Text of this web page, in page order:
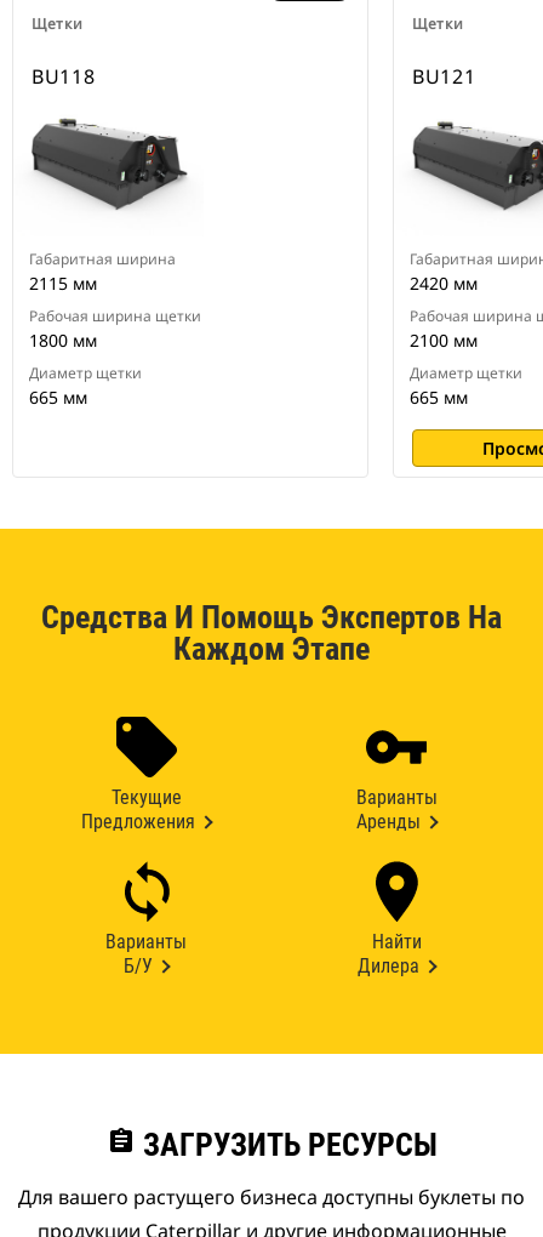
Щетки
BU118
Габаритная ширина
2115 мм
Рабочая ширина щетки
1800 мм
Диаметр щетки
665 мм
Щетки
BU121
Габаритная
2420 мм
Рабочая ширина
2100 мм
Диаметр щетки
665 мм
Средства И Помощь Экспертов На
Каждом Этапе
Текущие
Предложения
Варианты
Аренды
Варианты
Б/У
Найти
Дилера
assignment ЗАГРУЗИТЬ РЕСУРСЫ
Для вашего растущего бизнеса доступны буклеты по
продукции Caterpillar и другие информационные